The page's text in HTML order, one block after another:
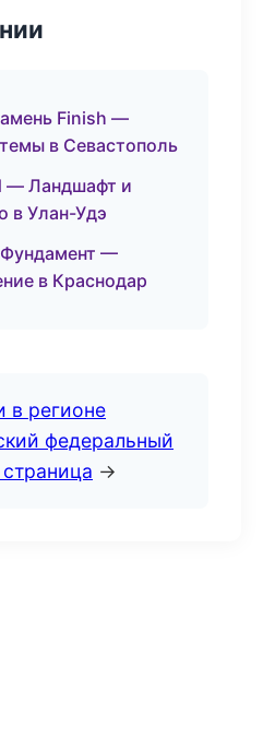
Finish —
в Севастополь
— Ландшафт и
в Улан-Удэ
—
в Краснодар
в регионе
федеральный
→